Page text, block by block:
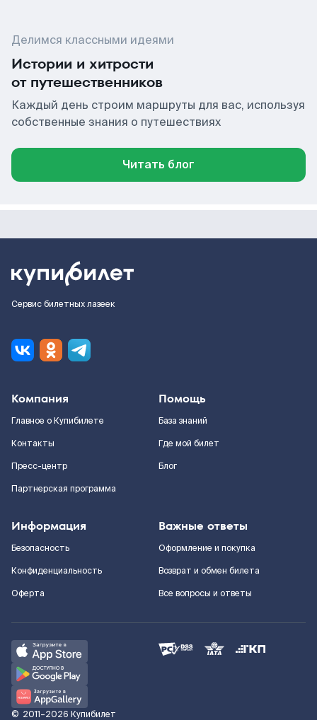
Делимся классными идеями
Истории и хитрости
от путешественников
Каждый день строим маршруты для вас, используя
собственные знания о путешествиях
Читать блог
Сервис билетных лазеек
Компания
Главное о Купибилете
Контакты
Пресс-центр
Партнерская программа
Помощь
База знаний
Где мой билет
Блог
Информация
Безопасность
Конфиденциальность
Оферта
Важные ответы
Оформление и покупка
Возврат и обмен билета
Все вопросы и ответы
© 2011–2026 Купибилет